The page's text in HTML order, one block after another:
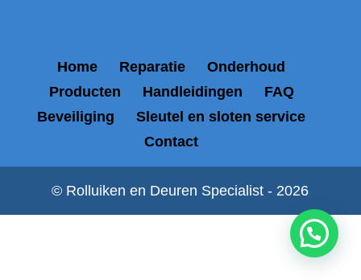
Home Reparatie
Onderhoud
Producten
Handleidingen
FAQ
Beveiliging
Sleutel en sloten service
Contact
© Rolluiken en Deuren Specialist - 2026